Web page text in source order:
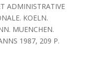
ADMINISTRATIVE
KOELN.
MUENCHEN.
1987, 209 P.